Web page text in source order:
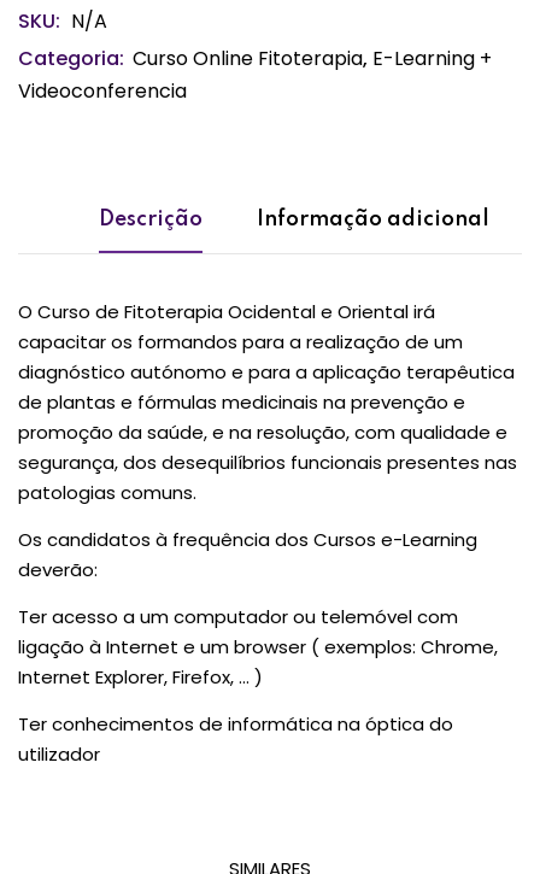
SKU: N/A
Categoria: Curso Online Fitoterapia, E-Learning +
Videoconferencia
Descrição Informação adicional
O Curso de Fitoterapia Ocidental e Oriental irá
capacitar os formandos para a realização de um
diagnóstico autónomo e para a aplicação terapêutica
de plantas e fórmulas medicinais na prevenção e
promoção da saúde, e na resolução, com qualidade e
segurança, dos desequilíbrios funcionais presentes nas
patologias comuns.
Os candidatos à frequência dos Cursos e-Learning
deverão:
Ter acesso a um computador ou telemóvel com
ligação à Internet e um browser ( exemplos: Chrome,
Internet Explorer, Firefox, … )
Ter conhecimentos de informática na óptica do
utilizador
SIMILARES